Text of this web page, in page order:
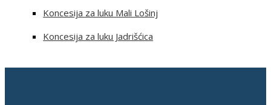
Koncesija za luku Mali Lošinj
Koncesija za luku Jadrišćica